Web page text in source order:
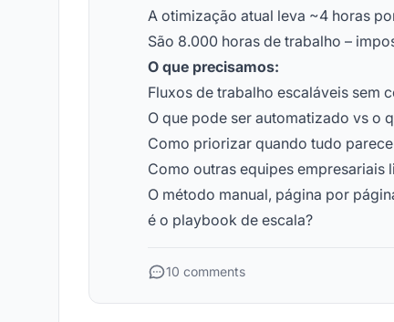
A otimização atual leva ~4 horas
São 8.000 horas de trabalho –
O que precisamos:
Fluxos de trabalho escaláveis sem
O que pode ser automatizado vs o
Como priorizar quando tudo
Como outras equipes empresariais
O método manual, página por
é o playbook de escala?
10 comments